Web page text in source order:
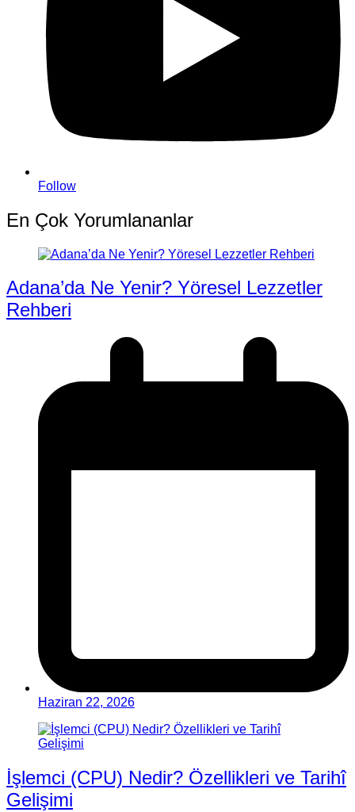
Follow
En Çok Yorumlananlar
Adana’da Ne Yenir? Yöresel Lezzetler
Rehberi
Haziran 22, 2026
İşlemci (CPU) Nedir? Özellikleri ve Tarihî
Gelişimi